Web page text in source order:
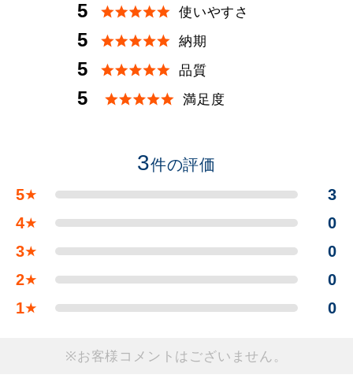
5 使いやすさ
5 納期
5 品質
5 満足度
3件の評価
5★
3
4★
0
3★
0
2★
0
1★ 0
※お客様コメントはございません。